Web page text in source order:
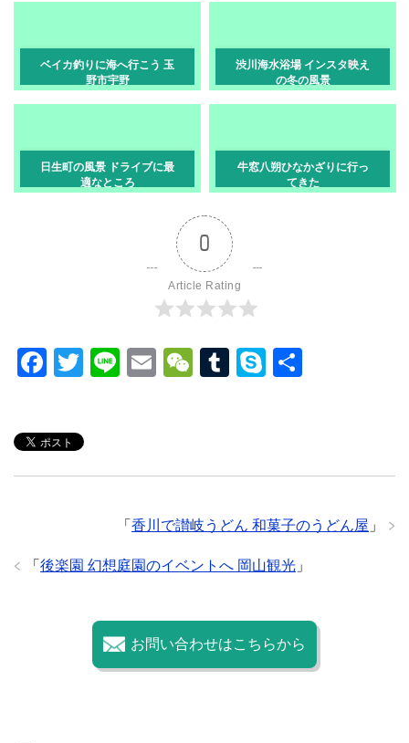
ベイカ釣りに海へ行こう 玉
野市宇野
渋川海水浴場 インスタ映え
の冬の風景
日生町の風景 ドライブに最
適なところ
牛窓八朔ひなかざりに行っ
てきた
0
Article Rating
F
e
b
k
T
er
Li
E
W
at
T
r
S
「 香川で讃岐うどん 和菓子のうどん屋 」
「 後楽園 幻想庭園のイベントへ 岡山観光 」
お問い合わせはこちらから